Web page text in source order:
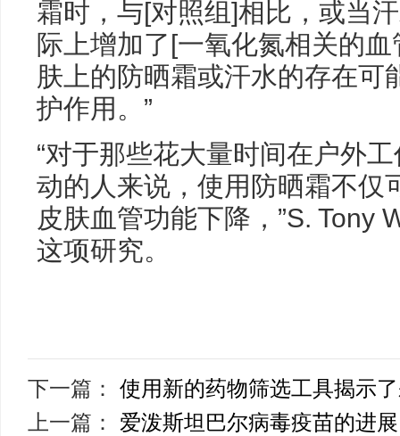
霜时，与[对照组]相比，或当
际上增加了[一氧化氮相关的
肤上的防晒霜或汗水的存在可
护作用。”
“对于那些花大量时间在户外
动的人来说，使用防晒霜不仅
皮肤血管功能下降，”S. Tony
这项研究。
下一篇： 使用新的药物筛选工具揭示
上一篇： 爱泼斯坦巴尔病毒疫苗的进展